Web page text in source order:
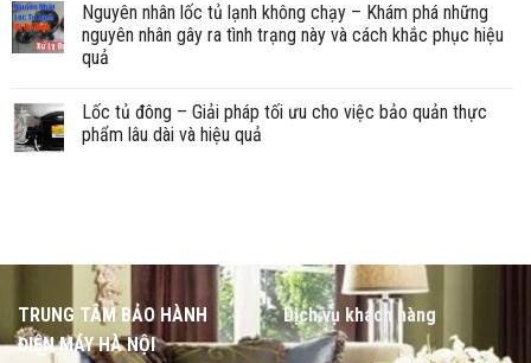
Nguyên nhân lốc tủ lạnh không chạy – Khám phá những
nguyên nhân gây ra tình trạng này và cách khắc phục hiệu
quả
Lốc tủ đông – Giải pháp tối ưu cho việc bảo quản thực
phẩm lâu dài và hiệu quả
TRUNG TÂM BẢO HÀNH
ĐIỆN MÁY HÀ NỘI
Dịch vụ khách hàng